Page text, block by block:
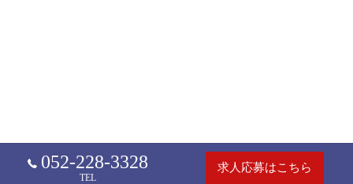
052-228-3328
TEL
求人応募はこちら